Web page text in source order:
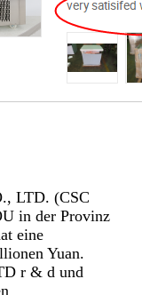
LTD. (CSC
in der Provinz
eine
Yuan.
r & d und